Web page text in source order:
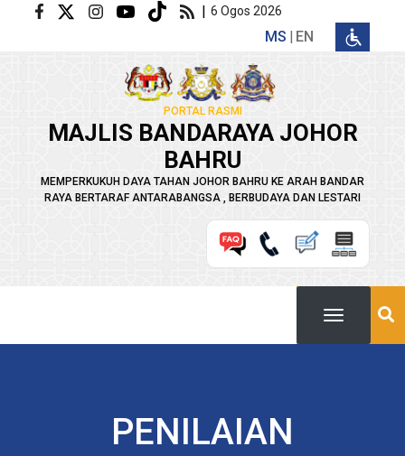
Langkau ke kandungan utama | 6 Ogos 2026
MS EN
PORTAL RASMI
MAJLIS BANDARAYA JOHOR
BAHRU
MEMPERKUKUH DAYA TAHAN JOHOR BAHRU KE ARAH BANDAR
RAYA BERTARAF ANTARABANGSA , BERBUDAYA DAN LESTARI
PENILAIAN